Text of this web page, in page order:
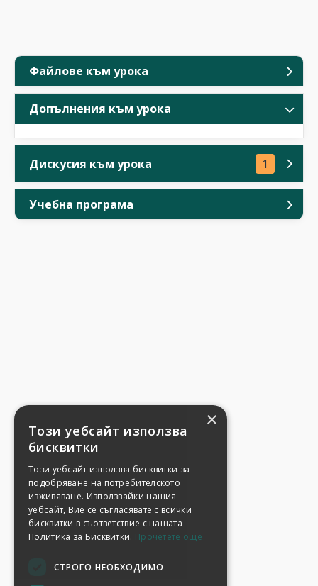
Файлове към урока
Допълнения към урока
Дискусия към урока 1
Учебна програма
×
Този уебсайт използва
бисквитки
Този уебсайт използва бисквитки за
подобряване на потребителското
изживяване. Използвайки нашия
уебсайт, Вие се съгласявате с всички
бисквитки в съответствие с нашата
Политика за Бисквитки. Прочетете още
СТРОГО НЕОБХОДИМО